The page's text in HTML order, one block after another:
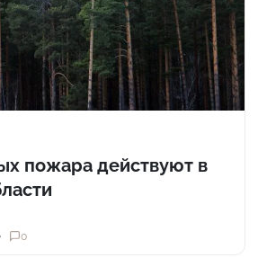
пожара действуют в
0